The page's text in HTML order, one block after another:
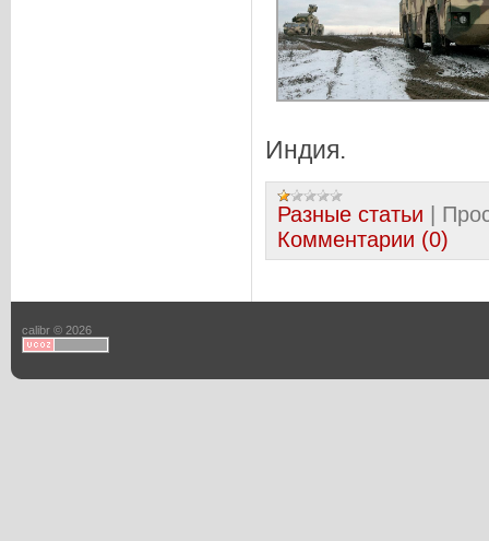
Индия.
Разные статьи |
Комментарии (0)
calibr © 2026